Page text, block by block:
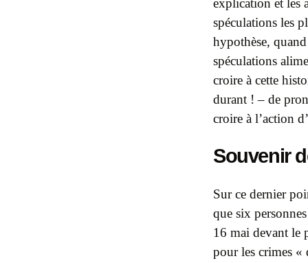
explication et les
spéculations les
hypothèse,
spéculations
croire à cette
durant ! – de
croire à l’action
Souvenir
Sur ce dernier
que six
16 mai devant le
pour les crimes «